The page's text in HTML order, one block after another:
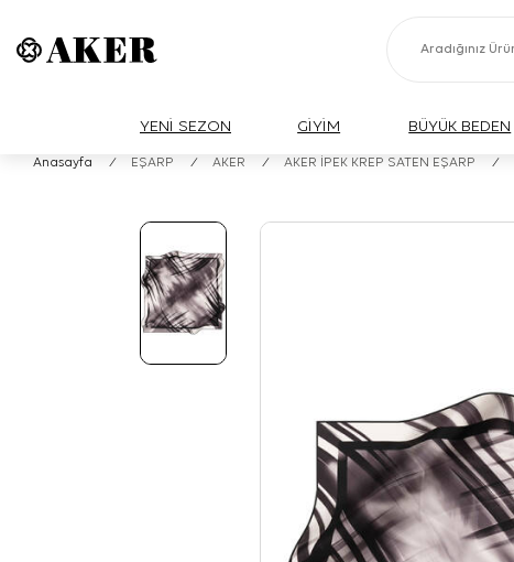
YENİ SEZON GİYİM BÜYÜK BEDEN
Anasayfa / EŞARP / AKER / AKER İPEK KREP SATEN EŞARP /